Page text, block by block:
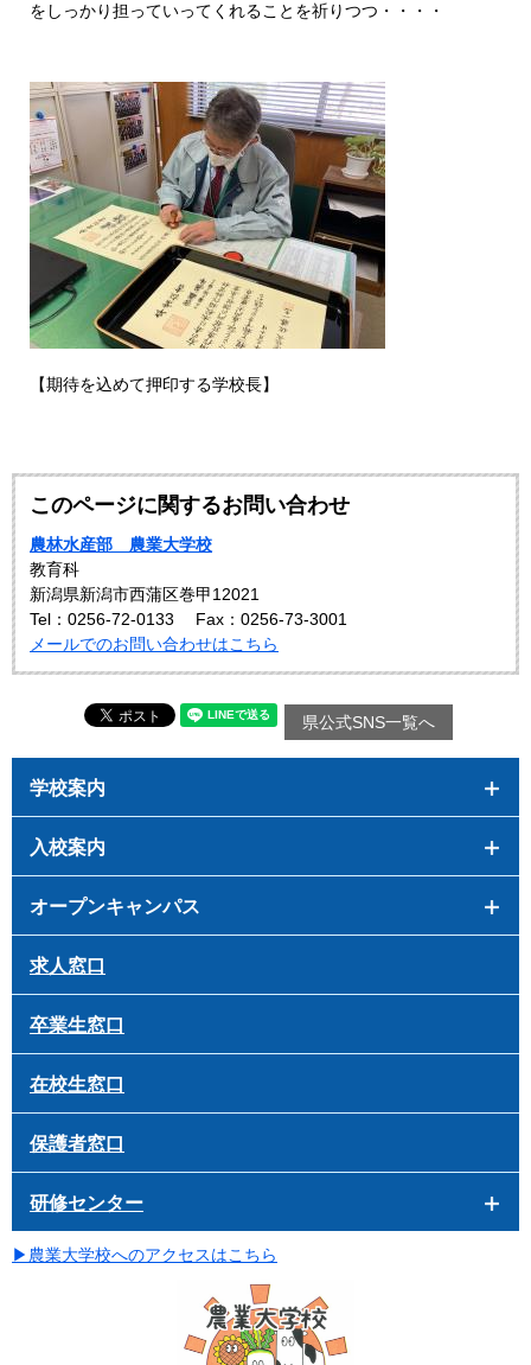
をしっかり担っていってくれることを祈りつつ・・・・
【期待を込めて押印する学校長】
このページに関するお問い合わせ
農林水産部 農業大学校
教育科
新潟県新潟市西蒲区巻甲12021
Tel：0256-72-0133
Fax：0256-73-3001
メールでのお問い合わせはこちら
県公式SNS一覧へ
学校案内
入校案内
オープンキャンパス
求人窓口
卒業生窓口
在校生窓口
保護者窓口
研修センター
▶ 農業大学校へのアクセスはこちら